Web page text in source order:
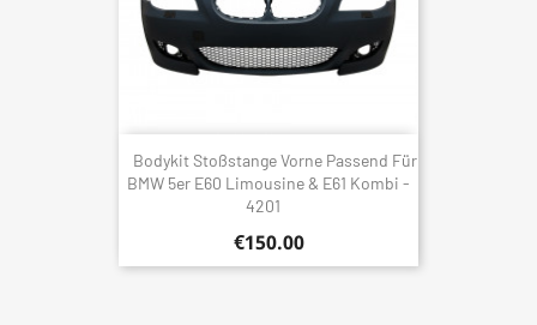
Bodykit Stoßstange Vorne Passend Für
BMW 5er E60 Limousine & E61 Kombi -
4201
€150.00